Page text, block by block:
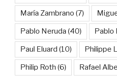
María Zambrano (7)
Pablo Neruda (40) Pablo
Paul Eluard (10) Philippe
Philip Roth (6) Rafael